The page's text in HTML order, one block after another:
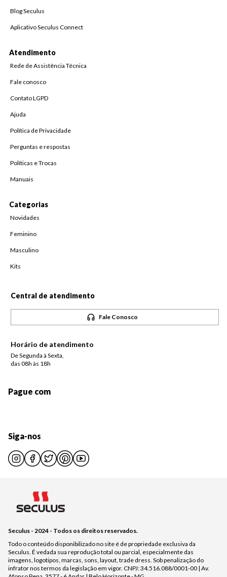
Blog Seculus
Aplicativo Seculus Connect
Atendimento
Rede de Assistência Técnica
Fale conosco
Contato LGPD
Ajuda
Política de Privacidade
Perguntas e respostas
Políticas e Trocas
Manuais
Categorias
Novidades
Feminino
Masculino
Kits
Central de atendimento
Fale Conosco
Horário de atendimento
De Segunda à Sexta,
das 08h às 18h
Pague com
Siga-nos
Seculus - 2024 - Todos os direitos reservados.
Todo o conteúdo disponibilizado no site é de propriedade exclusiva da
Seculus. É vedada sua reprodução total ou parcial, especialmente das
imagens, logotipos, marcas, sons, layout, trade dress. Sob penalização do
infrator nos termos da legislação em vigor. CNPJ: 34.516.088/0001-00 | Av.